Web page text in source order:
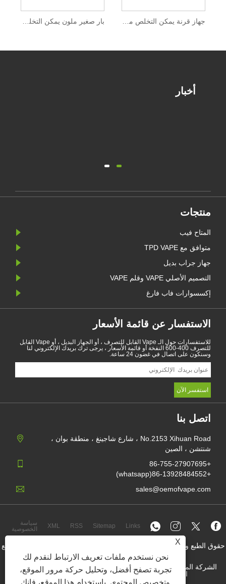
بار صغير ملون يمكن التخلص منه 400 نفخة جهاز قرنة يمكن التخلص منها 400 نفث
X
نحن نستخدم ملفات تعريف الارتباط لنقدم لك
تجربة تصفح أفضل، وتحليل حركة مرور الموقع،
وتخصيص المحتوى. باستخدام هذا الموقع، فإنك
أخبار
منتجات
المتاح فيب
متوافق مع TPD VAPE
جهاز جراب بديل
التصميم الأصلي VAPE وقلم VAPE
إكسسوارات فاب فارغ
الاستفسار عن قائمة الأسعار
للاستفسارات حول الـ Vape القابل للتصرف ، أو الجهاز البديل ، أو Vape القابل
للتصرف 400-600 النفخة أو قائمة الأسعار ، يرجى ترك بريدك الإلكتروني لنا
وسنكون على اتصال في غضون 24 ساعة.
اتصل بنا
No.2153 Xihuan Road ، شارع شاجينغ ، منطقة بوان ،
شنتشن ، الصين
+86-755-27907695
+86-13928484552(whatsapp)
sales@oemofvape.com
Links
Sitemap
RSS
XML
سياسة
الخصوصية
حقوق الطبع والنشر © 2022 APLUS Precision Technology Co. ، Ltd. جميع
الحقوق محفوظة.
التخلص منها ، مصنع OEM vape ، سيجارة إلكترونية